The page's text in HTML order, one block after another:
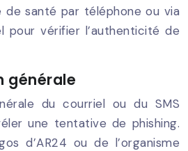
de santé par téléphone ou via
pour vérifier l’authenticité de
générale
du courriel ou du SMS
une tentative de phishing.
d’AR24 ou de l’organisme